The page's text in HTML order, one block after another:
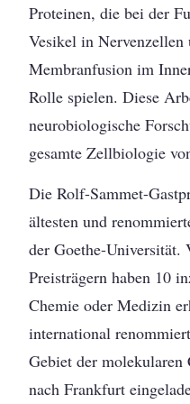
Proteinen, die bei der
Vesikel in
Membranfusion im
Rolle spielen. Diese
neurobiologische
gesamte Zellbiologie
Die Rolf-Sammet-
ältesten und
der Goethe-Universität.
Preisträgern haben 10
Chemie oder Medizin
international
Gebiet der
nach Frankfurt